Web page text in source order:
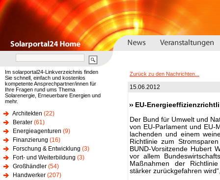
Im solarportal24-Linkverzeichnis finden
Sie schnell, einfach und kostenlos
kompetente Ansprechpartner/innen für
Ihre Fragen rund ums Thema
Solarenergie, Erneuerbare Energien und
mehr.
Architekten (22)
Berater (61)
Energieagenturen (9)
Finanzierung (16)
Forschung & Entwicklung (3)
Fort- und Weiterbildung (3)
Großhändler (54)
Handwerker (207)
Zurück zu den Nachrichten...
15.06.2012
EU-
Der Bund für Umwelt und
von EU-Parlament und EU-
lachenden und einem
Richtlinie zum
BUND-Vorsitzende Hubert
vor allem
Maßnahmen der
stärker zurückgefahren